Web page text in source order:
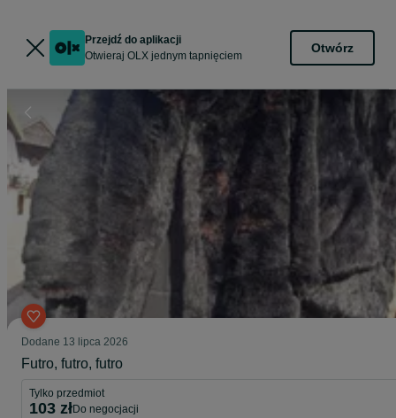
Przejdź do aplikacji
Otwieraj OLX jednym tapnięciem
Otwórz
Dodane 13 lipca 2026
Futro, futro, futro
Tylko przedmiot
103 zł do negocjacji